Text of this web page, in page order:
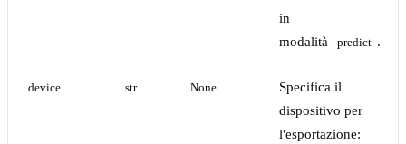
in
modalità
predict .
device str None
Specifica il
dispositivo per
l'esportazione: